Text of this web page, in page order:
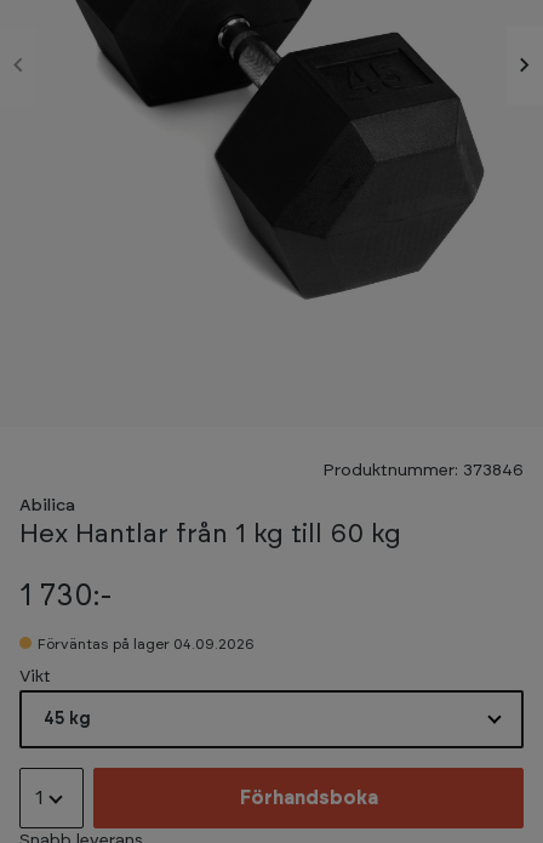
Produktnummer: 373846
Abilica
Hex Hantlar från 1 kg till 60 kg
1 730:-
Förväntas på lager 04.09.2026
Select
Vikt
45 kg
1 Förhandsboka